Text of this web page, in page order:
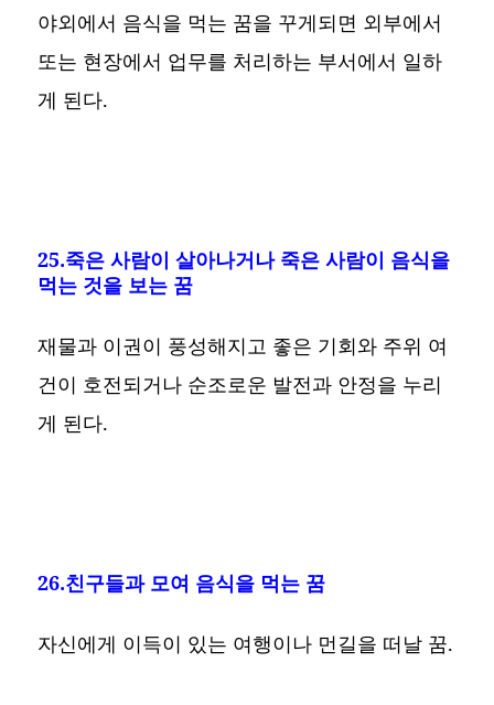
야외에서 음식을 먹는 꿈을 꾸게되면 외부에서
또는 현장에서 업무를 처리하는 부서에서 일하
게 된다.
25.죽은 사람이 살아나거나 죽은 사람이 음식을
먹는 것을 보는 꿈
재물과 이권이 풍성해지고 좋은 기회와 주위 여
건이 호전되거나 순조로운 발전과 안정을 누리
게 된다.
26.친구들과 모여 음식을 먹는 꿈
자신에게 이득이 있는 여행이나 먼길을 떠날 꿈.